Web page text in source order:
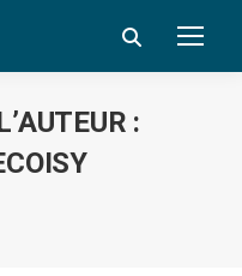
Search:
: